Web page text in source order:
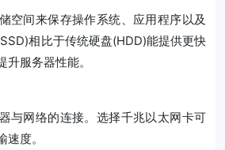
空间来保存操作系统、应用程序以及
相比于传统硬盘(HDD)能提供更快
服务器性能。
与网络的连接。选择千兆以太网卡可
度。